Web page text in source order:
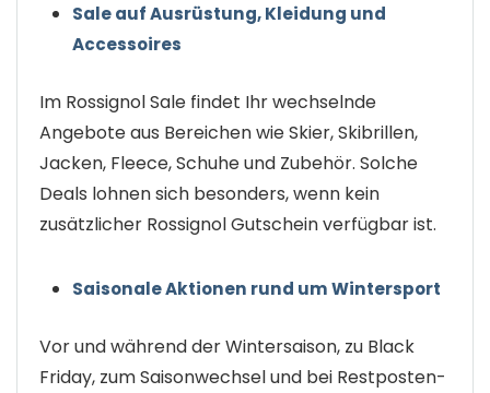
Sale auf Ausrüstung, Kleidung und
Accessoires
Im Rossignol Sale findet Ihr wechselnde
Angebote aus Bereichen wie Skier, Skibrillen,
Jacken, Fleece, Schuhe und Zubehör. Solche
Deals lohnen sich besonders, wenn kein
zusätzlicher Rossignol Gutschein verfügbar ist.
Saisonale Aktionen rund um Wintersport
Vor und während der Wintersaison, zu Black
Friday, zum Saisonwechsel und bei Restposten-